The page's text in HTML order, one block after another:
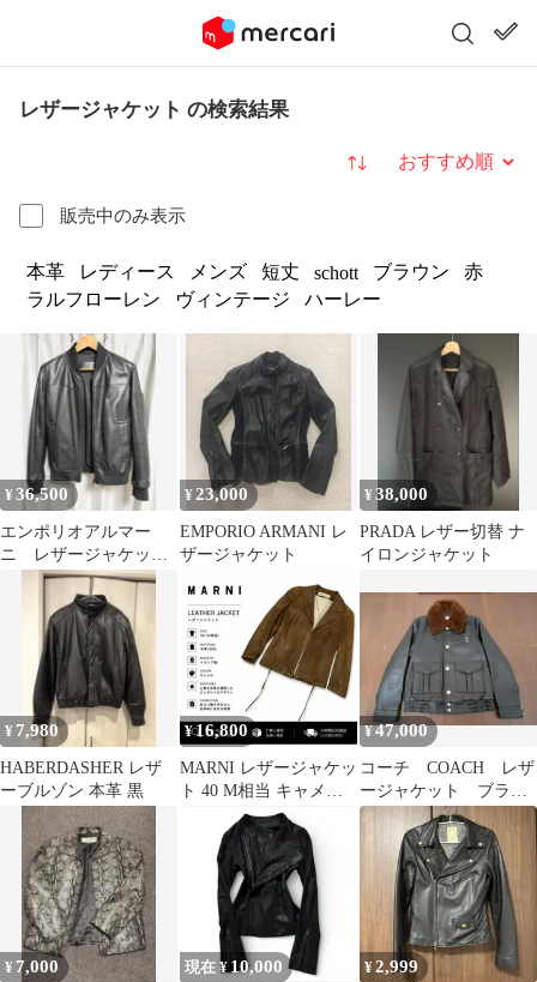
レザージャケット の検索結果
販売中のみ表示
並び替え
本革 レディース メンズ 短丈 schott ブラウン
赤
ラルフローレン
ヴィンテージ ハーレー
¥36,500
エンポリオアルマー
ニ レザージャケッ
ト 羊革
¥23,000
EMPORIO ARMANI レ
ザージャケット
¥38,000
PRADA レザー切替 ナ
イロンジャケット
¥ 7,980
HABERDASHER レザ
ーブルゾン 本革 黒
¥16,800
MARNI レザージャケッ
ト 40 M相当 キャメル
本革100% レディース
¥47,000
コーチ COACH レザ
ージャケット ブラッ
ク L
¥ 7,000 現在 ¥ 10,000 ¥2,999